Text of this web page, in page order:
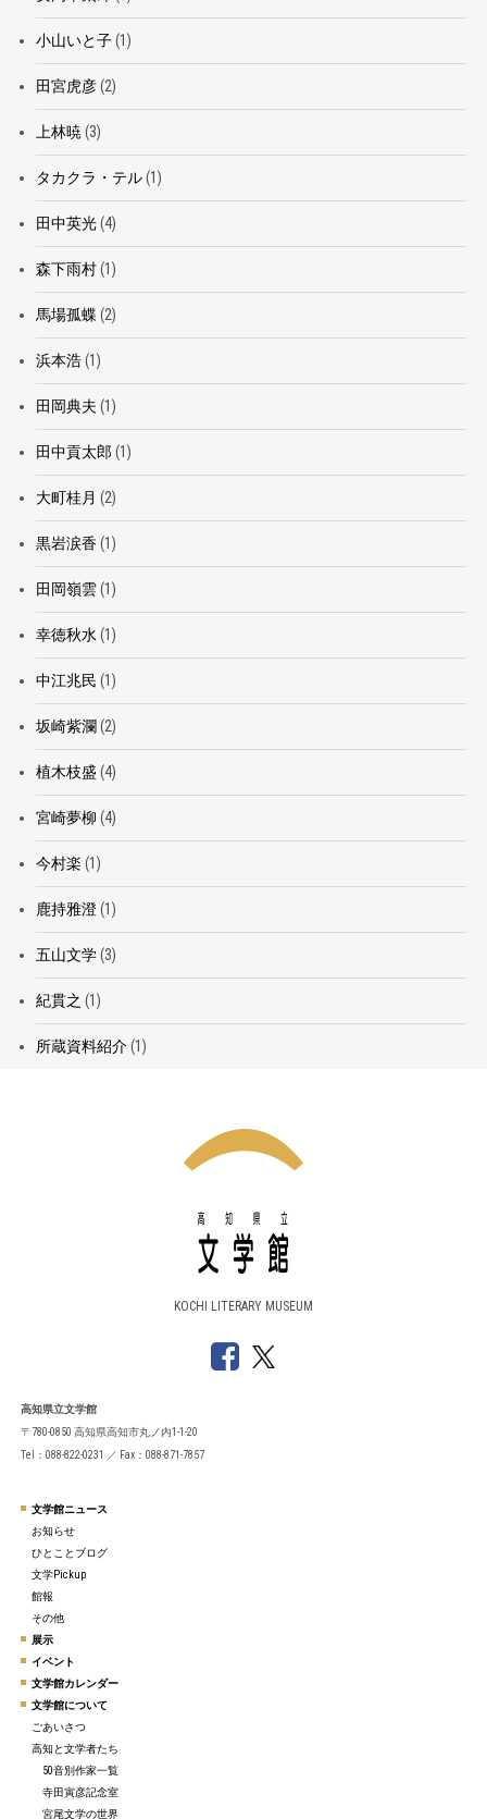
小山いと子(1)
田宮虎彦(2)
上林暁 (3)
タカクラ・テル(1)
田中英光(4)
森下雨村(1)
馬場孤蝶 (2)
浜本浩(1)
田岡典夫 (1)
田中貢太郎 (1)
大町桂月 (2)
黒岩涙香(1)
田岡嶺雲(1)
幸徳秋水 (1)
中江兆民 (1)
坂崎紫瀾 (2)
植木枝盛 (4)
宮崎夢柳 (4)
今村楽 (1)
鹿持雅澄(1)
五山文学(3)
紀貫之 (1)
所蔵資料紹介(1)
KOCHI LITERARY MUSEUM
高知県立文学館
〒780-0850 高知県高知市丸ノ内1-1-20
Tel：088-822-0231 ／ Fax：088-871-7857
文学館ニュース
お知らせ
ひとことブログ
文学Pickup
館報
その他
展示
イベント
文学館カレンダー
文学館について
ごあいさつ
高知と文学者たち
50音別作家一覧
寺田寅彦記念室
宮尾文学の世界